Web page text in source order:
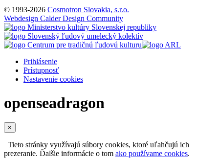
© 1993-2026 Cosmotron Slovakia, s.r.o.
Webdesign Calder Design Community
Prihlásenie
Prístupnosť
Nastavenie cookies
openseadragon
×
Tieto stránky využívajú súbory cookies, ktoré uľahčujú ich
prezeranie. Ďalšie informácie o tom ako používame cookies.